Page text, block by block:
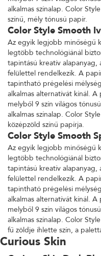
melyből 9 szín világos
alkalmas színalap. Color
színű, mély tónusú papír.
Color Style Smooth
Az egyik legjobb minőségű
legtöbb technológiánál
tapintású kreatív
felülettel rendelkezik. A
tapintható prégelési
alkalmas alternatívát kínál.
melyből 9 szín világos
alkalmas színalap. Color
középzöld színű papírja.
Color Style Smooth
Az egyik legjobb minőségű
legtöbb technológiánál
tapintású kreatív
felülettel rendelkezik. A
tapintható prégelési
alkalmas alternatívát kínál.
melyből 9 szín világos
alkalmas színalap. Color
fű zöldje ihlette szín, a
Curious Skin